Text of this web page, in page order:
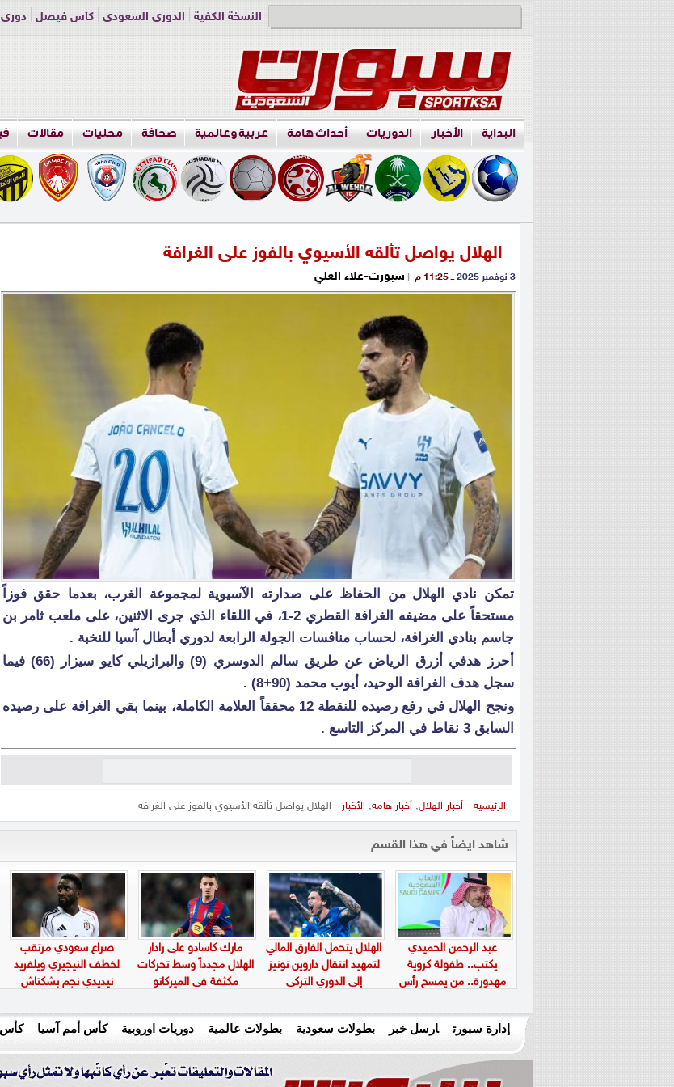
النسخة الكفية الدوري السعودي كأس فيصل دوري
البداية الأخبار الدوريات أحداث هامة عربية وعالمية صحافة محليات مقالات
الهلال يواصل تألقه الأسيوي بالفوز على الغرافة
3 نوفمبر 2025 ــ 11:25 م | سبورت-علاء العلي
تمكن نادي الهلال من الحفاظ على صدارته الآسيوية لمجموعة الغرب، بعدما حقق فوزاً
مستحقاً على مضيفه الغرافة القطري 2-1، في اللقاء الذي جرى الاثنين، على ملعب ثامر بن
جاسم بنادي الغرافة، لحساب منافسات الجولة الرابعة لدوري أبطال آسيا للنخبة .
أحرز هدفي أزرق الرياض عن طريق سالم الدوسري (9) والبرازيلي كايو سيزار (66) فيما
سجل هدف الغرافة الوحيد، أيوب محمد (90+8) .
ونجح الهلال في رفع رصيده للنقطة 12 محققاً العلامة الكاملة، بينما بقي الغرافة على رصيده
السابق 3 نقاط في المركز التاسع .
الرئيسية -أخبار الهلال,أخبار هامة, الأخبار - الهلال يواصل تألقه الأسيوي بالفوز على الغرافة
شاهد ايضاً في هذا القسم
عبد الرحمن الحميدي
يكتب.. طفولة كروية
مهدورة.. من يمسح رأس
مستقبلها؟
الهلال يتحمل الفارق المالي
لتمهيد انتقال داروين نونيز
إلى الدوري التركي
مارك كاسادو على رادار
الهلال مجدداً وسط تحركات
مكثفة في الميركاتو
صراع سعودي مرتقب
لخطف النيجيري ويلفريد
نيديدي نجم بشكتاش
إدارة سبورت ارسل خبر بطولات سعودية بطولات عالمية دوريات اوروبية كأس أمم آسيا كأس